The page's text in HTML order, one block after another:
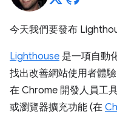
今天我們要發布
Lighthouse 是一項自動
找出改善網站使用者體
在 Chrome 開發人員工
或瀏覽器擴充功能 (在